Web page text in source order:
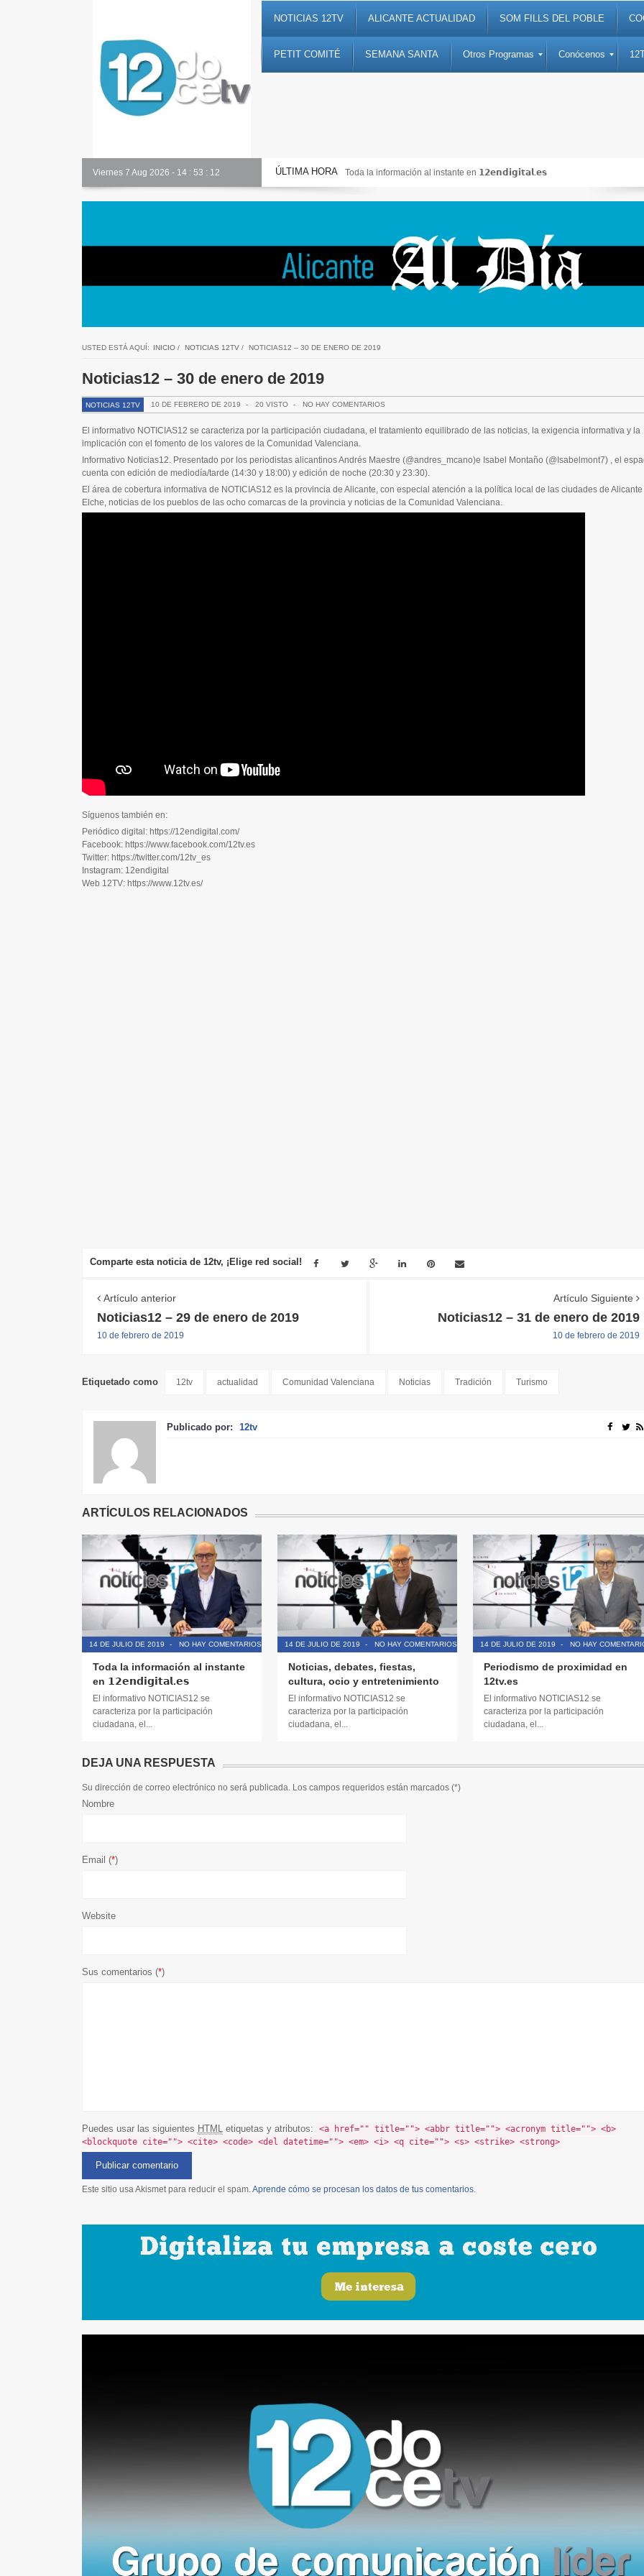
NOTICIAS 12TV ALICANTE ACTUALIDAD SOM FILLS DEL POBLE
PETIT COMITÉ SEMANA SANTA Otros Programas Conócenos
Viernes 7 Aug 2026 - 14 : 53 : 13 ÚLTIMA HORA
Alicante Actualidad Toda la información al instante en 𝟭𝟮𝗲𝗻𝗱𝗶𝗴𝗶𝘁𝗮𝗹.𝗲𝘀
USTED ESTÁ AQUÍ: INICIO/ NOTICIAS 12TV/ NOTICIAS12 – 30 DE ENERO DE 2019
Noticias12 – 30 de enero de 2019
NOTICIAS 12TV 10 DE FEBRERO DE 2019 - 20 VISTO - NO HAY COMENTARIOS
El informativo NOTICIAS12 se caracteriza por la participación ciudadana, el tratamiento equilibrado de las noticias, la exigencia informativa y la
implicación con el fomento de los valores de la Comunidad Valenciana.
Informativo Noticias12. Presentado por los periodistas alicantinos Andrés Maestre (@andres_mcano)e Isabel Montaño (@Isabelmont7) , el
cuenta con edición de mediodía/tarde (14:30 y 18:00) y edición de noche (20:30 y 23:30).
El área de cobertura informativa de NOTICIAS12 es la provincia de Alicante, con especial atención a la política local de las ciudades de Alicante
Elche, noticias de los pueblos de las ocho comarcas de la provincia y noticias de la Comunidad Valenciana.
Síguenos también en:
Periódico digital: https://12endigital.com/
Facebook: https://www.facebook.com/12tv.es
Twitter: https://twitter.com/12tv_es
Instagram: 12endigital
Web 12TV: https://www.12tv.es/
Comparte esta noticia de 12tv, ¡Elige red social!
Artículo anterior
Noticias12 – 29 de enero de 2019
10 de febrero de 2019
Artículo Siguiente
Noticias12 – 31 de enero de 2019
10 de febrero de 2019
Etiquetado como 12tv actualidad Comunidad Valenciana Noticias Tradición Turismo
Publicado por: 12tv
ARTÍCULOS RELACIONADOS
14 DE JULIO DE 2019 - NO HAY COMENTARIOS
Toda la información al instante
en 𝟭𝟮𝗲𝗻𝗱𝗶𝗴𝗶𝘁𝗮𝗹.𝗲𝘀
El informativo NOTICIAS12 se
caracteriza por la participación
ciudadana, el...
14 DE JULIO DE 2019 - NO HAY COMENTARIOS
Noticias, debates, fiestas,
cultura, ocio y entretenimiento
El informativo NOTICIAS12 se
caracteriza por la participación
ciudadana, el...
14 DE JULIO DE 2019 - NO HAY
Periodismo de proximidad en
12tv.es
El informativo NOTICIAS12 se
caracteriza por la participación
ciudadana, el...
DEJA UNA RESPUESTA
Su dirección de correo electrónico no será publicada. Los campos requeridos están marcados (*)
Nombre
Email (*)
Website
Sus comentarios (*)
Puedes usar las siguientes HTMLetiquetas y atributos:
<a href="" title=""> <abbr title=""> <acronym title=""> <b>
<blockquote cite=""> <cite> <code> <del datetime=""> <em> <i> <q cite=""> <s> <strike> <strong>
Este sitio usa Akismet para reducir el spam.Aprende cómo se procesan los datos de tus comentarios.